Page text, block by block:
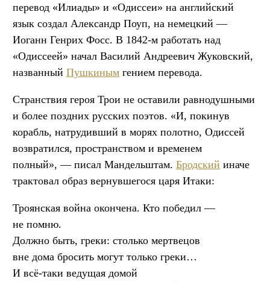
перевод «Илиады» и «Одиссеи» на английский
язык создал Александр Поуп, на немецкий —
Иоганн Генрих Фосс. В 1842-м работать над
«Одиссеей» начал Василий Андреевич Жуковский,
названный Пушкиным гением перевода.
Странствия героя Трои не оставили равнодушными
и более поздних русских поэтов. «И, покинув
корабль, натрудивший в морях полотно, Одиссей
возвратился, пространством и временем
полный», — писал Мандельштам. Бродский иначе
трактовал образ вернувшегося царя Итаки:
Троянская война окончена. Кто победил —
не помню.
Должно быть, греки: столько мертвецов
вне дома бросить могут только греки…
И всё-таки ведущая домой